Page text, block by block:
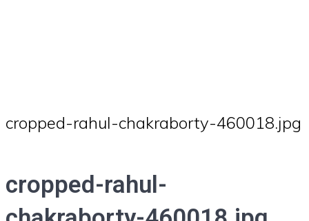
cropped-rahul-chakraborty-460018.jpg
cropped-rahul-